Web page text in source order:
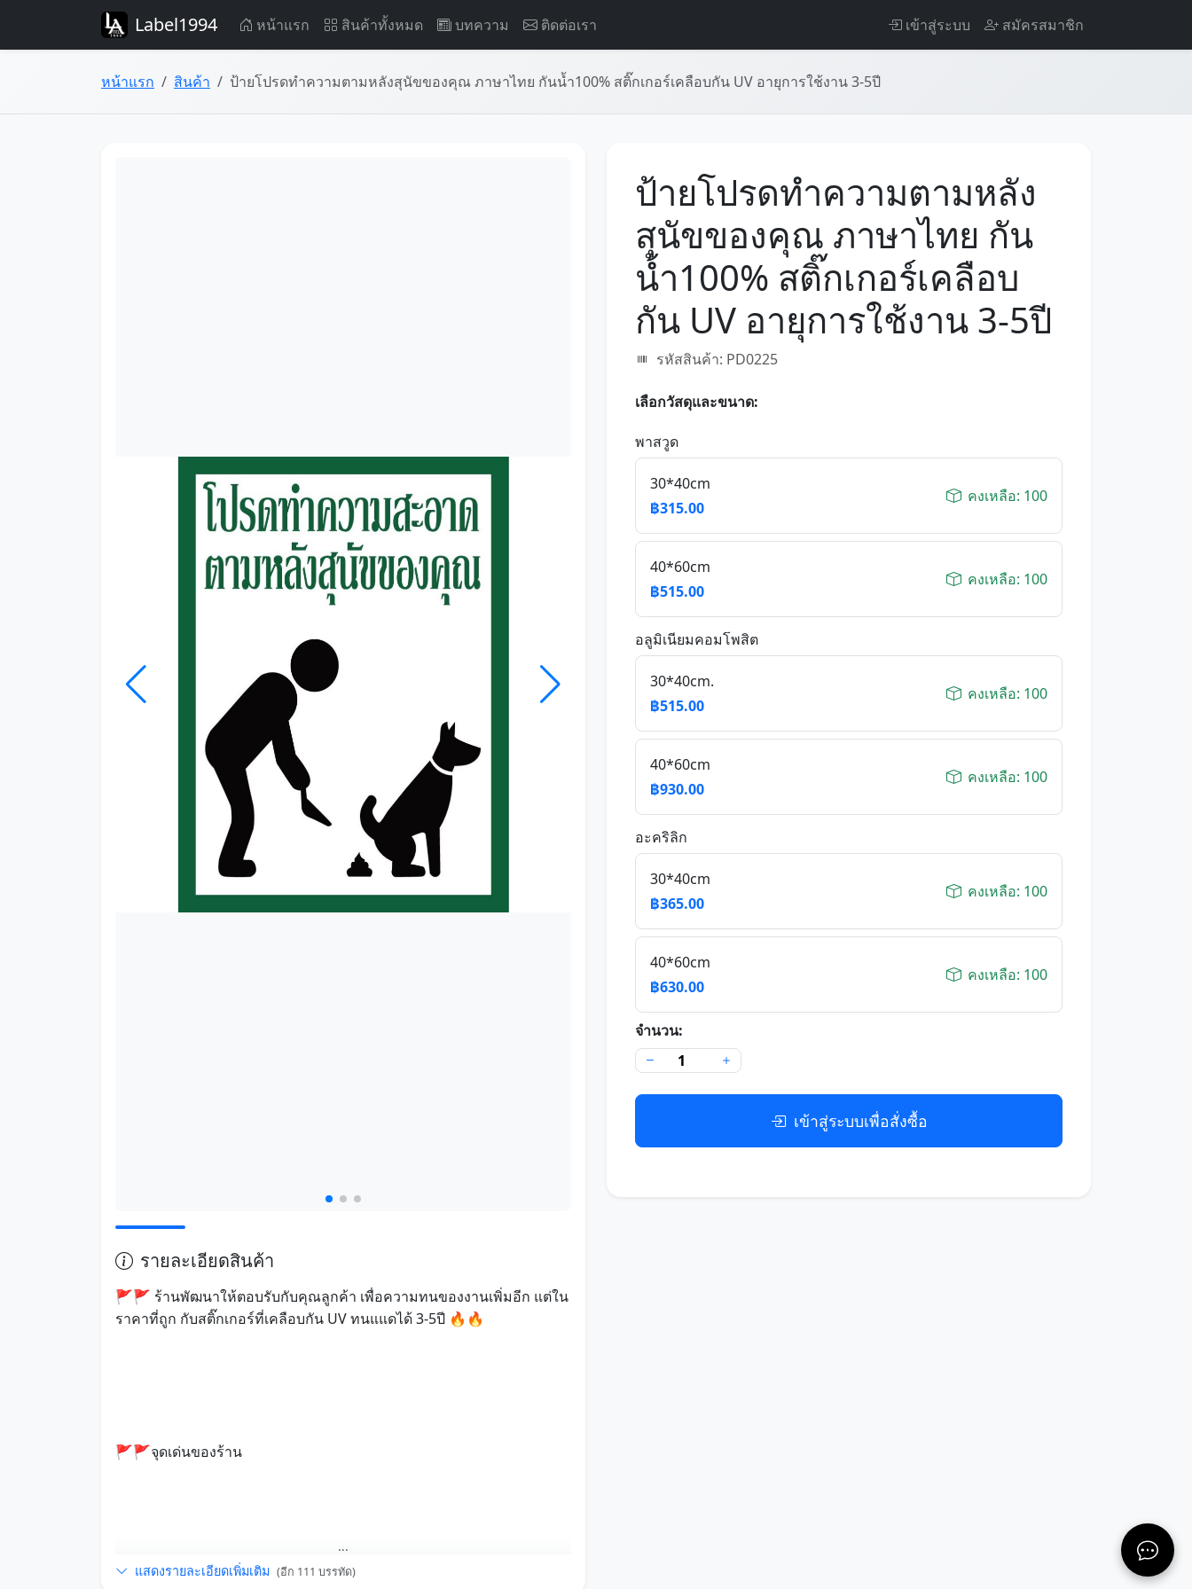
Label1994 หน้าแรก สินค้าทั้งหมด บทความ ติดต่อเรา เข้าสู่ระบบ สมัครสมาชิก
หน้าแรก สินค้า ป้ายโปรดทำความตามหลังสุนัขของคุณ ภาษาไทย กันน้ำ100% สติ๊กเกอร์เคลือบกัน UV อายุการใช้งาน 3-5ปี
รายละเอียดสินค้า
🚩🚩 ร้านพัฒนาให้ตอบรับกับคุณลูกค้า เพื่อความทนของงานเพิ่มอีก แต่ใน
ราคาที่ถูก กับสติ๊กเกอร์ที่เคลือบกัน UV ทนแแดได้ 3-5ปี 🔥🔥
🚩🚩จุดเด่นของร้าน
...
แสดงรายละเอียดเพิ่มเติม (อีก 111 บรรทัด)
ป้ายโปรดทำความตามหลัง
สุนัขของคุณ ภาษาไทย กัน
น้ำ100% สติ๊กเกอร์เคลือบ
กัน UV อายุการใช้งาน 3-5ปี
รหัสสินค้า: PD0225
เลือกวัสดุและขนาด:
พาสวูด
30*40cm
฿315.00
คงเหลือ: 100
40*60cm
฿515.00
คงเหลือ: 100
อลูมิเนียมคอมโพสิต
30*40cm.
฿515.00
คงเหลือ: 100
40*60cm
฿930.00
คงเหลือ: 100
อะคริลิก
30*40cm
฿365.00
คงเหลือ: 100
40*60cm
฿630.00
คงเหลือ: 100
จำนวน:
เข้าสู่ระบบเพื่อสั่งซื้อ